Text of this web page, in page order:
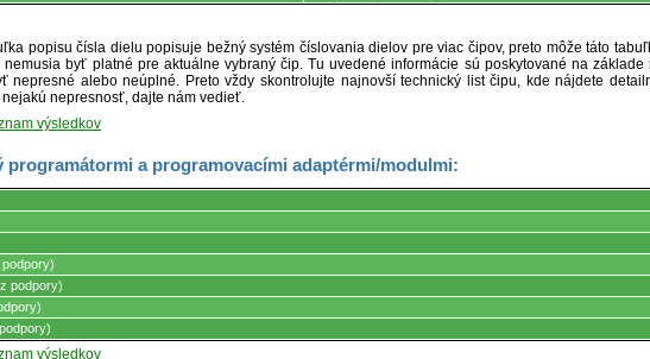
popisu čísla dielu popisuje bežný systém číslovania dielov pre viac čipov, preto môže táto
nemusia byť platné pre aktuálne vybraný čip. Tu uvedené informácie sú poskytované na základe
nepresné alebo neúplné. Preto vždy skontrolujte najnovší technický list čipu, kde nájdete
nepresnosť, dajte nám vedieť.
výsledkov
programátormi a programovacími adaptérmi/modulmi:
podpory)
výsledkov